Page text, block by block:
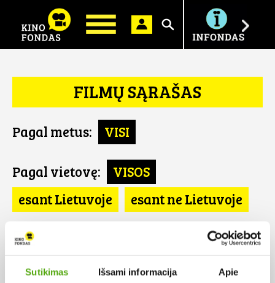
Sutikimas Išsami informacija Apie
Ieškoti
FILMŲ SĄRAŠAS
Pagal metus: VISI
Pagal vietovę:
VISOS
esant Lietuvoje
esant ne Lietuvoje
Pagal šalį:
Australija